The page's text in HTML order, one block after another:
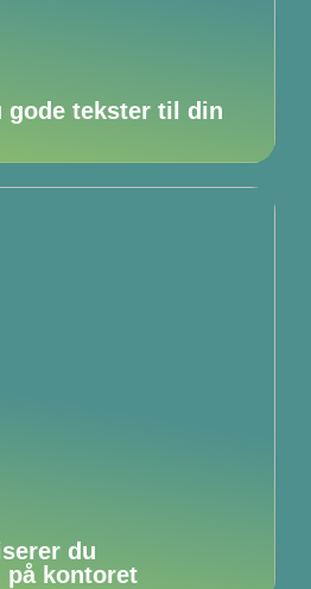
gode tekster til din
du
på kontoret